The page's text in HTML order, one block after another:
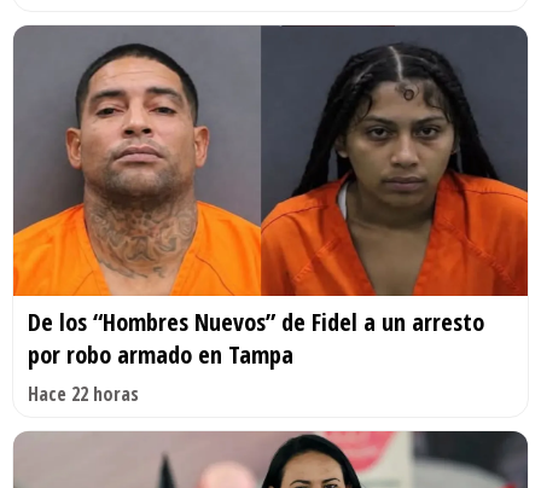
De los “Hombres Nuevos” de Fidel a un arresto
por robo armado en Tampa
Hace 22 horas